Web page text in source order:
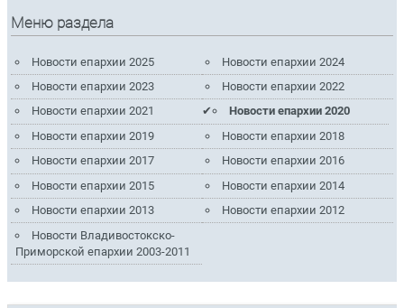
Меню раздела
Новости епархии 2025
Новости епархии 2024
Новости епархии 2023
Новости епархии 2022
Новости епархии 2021
Новости епархии 2020
Новости епархии 2019
Новости епархии 2018
Новости епархии 2017
Новости епархии 2016
Новости епархии 2015
Новости епархии 2014
Новости епархии 2013
Новости епархии 2012
Новости Владивостокско-
Приморской епархии 2003-2011